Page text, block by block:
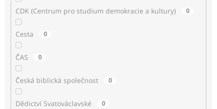
CDK (Centrum pro studium demokracie a kultury) 0
Cesta 0
ČAS 0
Česká biblická společnost 0
Dědictví Svatováclavské 0